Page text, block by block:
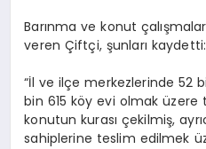
Barınma ve konut
veren Çiftçi, şunları kaydetti:
“İl ve ilçe merkezlerinde 52
bin 615 köy evi olmak üzere
konutun kurası çekilmiş,
sahiplerine teslim edilmek